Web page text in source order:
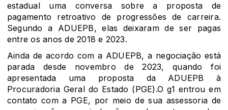
estadual uma conversa sobre a proposta de
pagamento retroativo de progressões de carreira.
Segundo a ADUEPB, elas deixaram de ser pagas
entre os anos de 2018 e 2023.
Ainda de acordo com a ADUEPB, a negociação está
parada desde novembro de 2023, quando foi
apresentada uma proposta da ADUEPB à
Procuradoria Geral do Estado (PGE).O g1 entrou em
contato com a PGE, por meio de sua assessoria de